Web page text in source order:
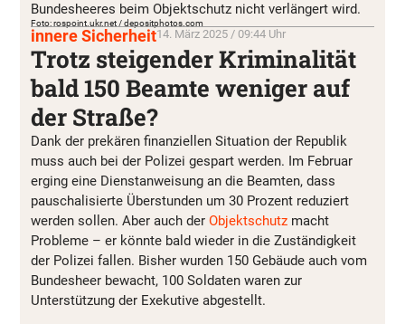
Bundesheeres beim Objektschutz nicht verlängert wird.
Foto: rospoint.ukr.net / depositphotos.com
innere Sicherheit14. März 2025 / 09:44 Uhr
Trotz steigender Kriminalität
bald 150 Beamte weniger auf
der Straße?
Dank der prekären finanziellen Situation der Republik
muss auch bei der Polizei gespart werden. Im Februar
erging eine Dienstanweisung an die Beamten, dass
pauschalisierte Überstunden um 30 Prozent reduziert
werden sollen. Aber auch der Objektschutz macht
Probleme – er könnte bald wieder in die Zuständigkeit
der Polizei fallen. Bisher wurden 150 Gebäude auch vom
Bundesheer bewacht, 100 Soldaten waren zur
Unterstützung der Exekutive abgestellt.